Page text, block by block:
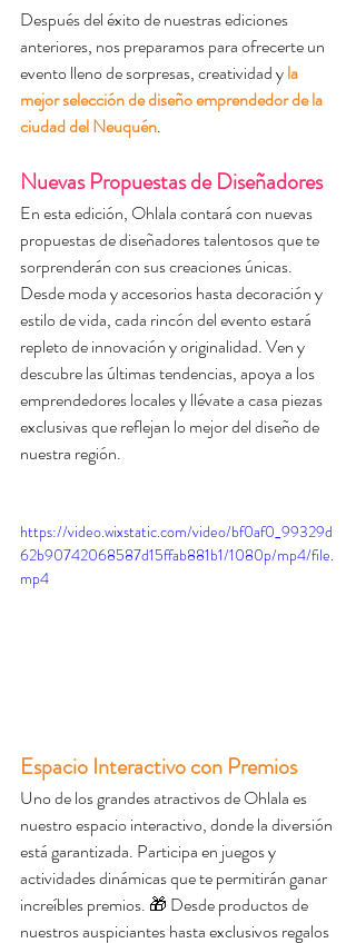
Después del éxito de nuestras ediciones
anteriores, nos preparamos para ofrecerte un
evento lleno de sorpresas, creatividad y la
mejor selección de diseño emprendedor de la
ciudad del Neuquén.
Nuevas Propuestas de Diseñadores
En esta edición, Ohlala contará con nuevas
propuestas de diseñadores talentosos que te
sorprenderán con sus creaciones únicas.
Desde moda y accesorios hasta decoración y
estilo de vida, cada rincón del evento estará
repleto de innovación y originalidad. Ven y
descubre las últimas tendencias, apoya a los
emprendedores locales y llévate a casa piezas
exclusivas que reflejan lo mejor del diseño de
nuestra región.
https://video.wixstatic.com/video/bf0af0_99329d
62b90742068587d15ffab881b1/1080p/mp4/file.
mp4
Espacio Interactivo con Premios
Uno de los grandes atractivos de Ohlala es
nuestro espacio interactivo, donde la diversión
está garantizada. Participa en juegos y
actividades dinámicas que te permitirán ganar
increíbles premios. 🎁 Desde productos de
nuestros auspiciantes hasta exclusivos regalos